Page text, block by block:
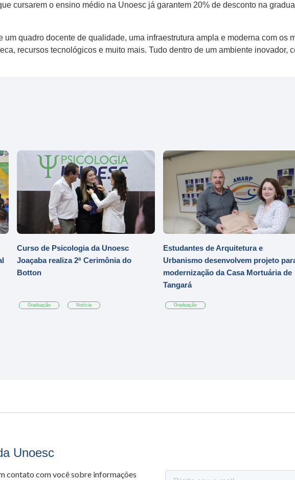
cursarem o ensino médio na Unoesc já garantem 20% de desconto na
quadro docente de qualidade, uma infraestrutura ampla e moderna com os
recursos tecnológicos e muito mais. Tudo dentro de um ambiente inovador,
Curso de Psicologia da Unoesc
Joaçaba realiza 2ª Cerimônia do
Botton
Graduação Notícia
Estudantes de Arquitetura e
Urbanismo desenvolvem projeto
modernização da Casa Mortuária de
Tangará
Graduação
Unoesc
contato com você sobre informações